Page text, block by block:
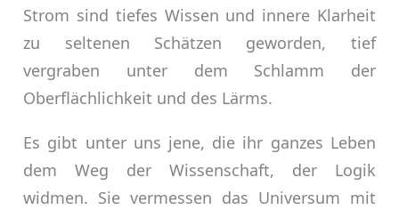
Strom sind tiefes Wissen und innere Klarheit
zu seltenen Schätzen geworden, tief
vergraben unter dem Schlamm der
Oberflächlichkeit und des Lärms.
Es gibt unter uns jene, die ihr ganzes Leben
dem Weg der Wissenschaft, der Logik
widmen. Sie vermessen das Universum mit